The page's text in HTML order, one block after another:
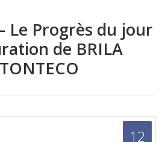
Le Progrès du jour
de BRILA
12